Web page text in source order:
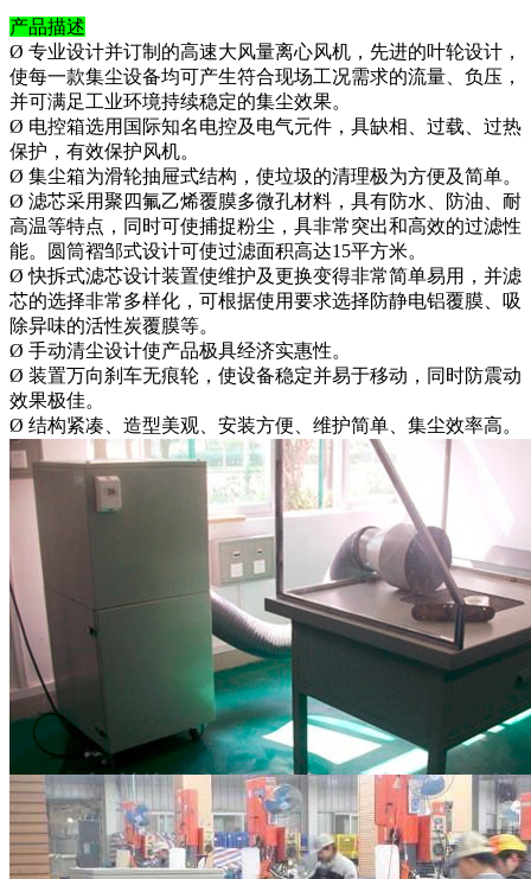
产品描述
Ø 专业设计并订制的高速大风量离心风机，先进的叶轮设计，
使每一款集尘设备均可产生符合现场工况需求的流量、负压，
并可满足工业环境持续稳定的集尘效果。
Ø 电控箱选用国际知名电控及电气元件，具缺相、过载、过热
保护，有效保护风机。
Ø 集尘箱为滑轮抽屉式结构，使垃圾的清理极为方便及简单。
Ø 滤芯采用聚四氟乙烯覆膜多微孔材料，具有防水、防油、耐
高温等特点，同时可使捕捉粉尘，具非常突出和高效的过滤性
能。圆筒褶邹式设计可使过滤面积高达15平方米。
Ø 快拆式滤芯设计装置使维护及更换变得非常简单易用，并滤
芯的选择非常多样化，可根据使用要求选择防静电铝覆膜、吸
除异味的活性炭覆膜等。
Ø 手动清尘设计使产品极具经济实惠性。
Ø 装置万向刹车无痕轮，使设备稳定并易于移动，同时防震动
效果极佳。
Ø 结构紧凑、造型美观、安装方便、维护简单、集尘效率高。